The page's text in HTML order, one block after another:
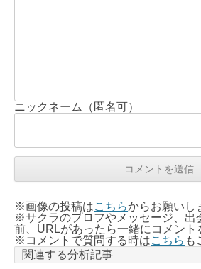
ニックネーム（匿名可）
※画像の投稿はこちらからお願いし
※サクラのプロフやメッセージ、出
前、URLがあったら一緒にコメント
※コメントで質問する時はこちら も
関連する分析記事